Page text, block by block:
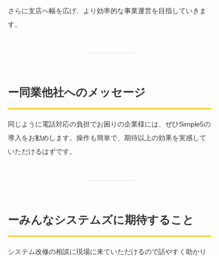
さらに支店へ幅を広げ、より効率的な事業運営を目指していきま
す。
ー同業他社へのメッセージ
同じように電話対応の負担でお困りの企業様には、ぜひSimple5の
導入をお勧めします。操作も簡単で、期待以上の効果を実感して
いただけるはずです。
ーみんなシステムズに期待すること
システム改修の相談に現場に来ていただけるので話やすく助かり